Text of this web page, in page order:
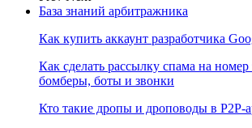
База знаний арбитражника
Как купить аккаунт разработчика
Как сделать рассылку спама на
бомберы, боты и звонки
Кто такие дропы и дроповоды в P2P-